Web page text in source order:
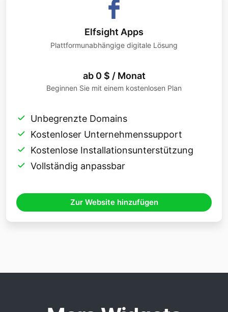
Elfsight Apps
Plattformunabhängige digitale Lösung
ab 0 $ / Monat
Beginnen Sie mit einem kostenlosen Plan
Unbegrenzte Domains
Kostenloser Unternehmenssupport
Kostenlose Installationsunterstützung
Vollständig anpassbar
Zur Website hinzufügen